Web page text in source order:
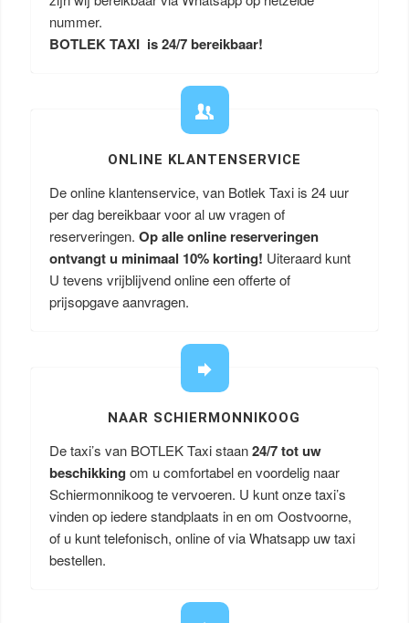
nummer.
BOTLEK TAXI is 24/7 bereikbaar!
ONLINE KLANTENSERVICE
De online klantenservice, van Botlek Taxi is 24 uur
per dag bereikbaar voor al uw vragen of
reserveringen. Op alle online reserveringen
ontvangt u minimaal 10% korting! Uiteraard kunt
U tevens vrijblijvend online een offerte of
prijsopgave aanvragen.
NAAR SCHIERMONNIKOOG
De taxi’s van BOTLEK Taxi staan24/7 tot uw
beschikking om u comfortabel en voordelig naar
Schiermonnikoog te vervoeren. U kunt onze taxi’s
vinden op iedere standplaats in en om Oostvoorne,
of u kunt telefonisch, online of via Whatsapp uw taxi
bestellen.